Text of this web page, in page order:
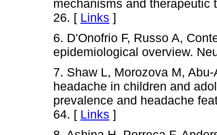
mechanisms and therapeutic
26. [ Links ]
6. D'Onofrio F, Russo A,
epidemiological overview.
7. Shaw L, Morozova M,
headache in children and
prevalence and headache
64. [ Links ]